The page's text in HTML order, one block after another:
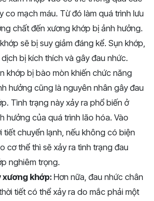
co mạch máu. Từ đó làm quá trình lưu
chất đến xương khớp bị ảnh hưởng.
sẽ bị suy giảm đáng kể. Sụn khớp,
bị kích thích và gây đau nhức.
khớp bị bào mòn khiến chức năng
hưởng cũng là nguyên nhân gây đau
Tình trạng này xảy ra phổ biến ở
hưởng của quá trình lão hóa. Vào
tiết chuyển lạnh, nếu không có biện
cơ thể thì sẽ xảy ra tình trạng đau
nghiêm trọng.
xương khớp: Hơn nữa, đau nhức chân
tiết có thể xảy ra do mắc phải một